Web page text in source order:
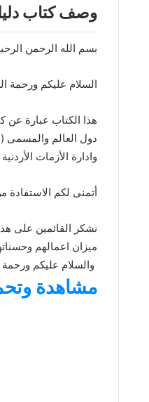
وصف كتاب
بسم الله الرحمن
السلام عليكم ورحمة
وادارة الأزمات الأردنية
أتمنى لكم الاستفادة
نشكر القائمين على
والسلام عليكم ورحمة
مشاهدة